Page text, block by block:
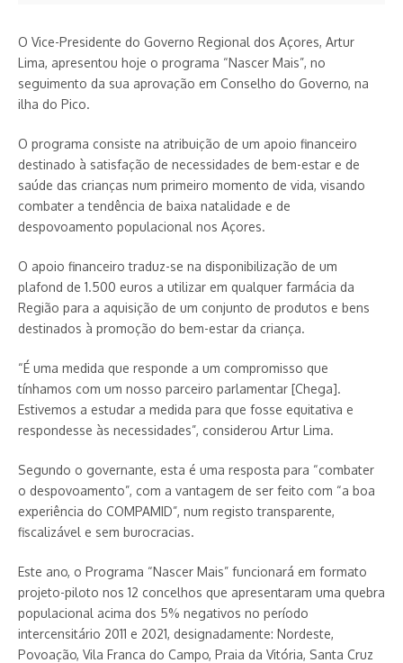
O Vice-Presidente do Governo Regional dos Açores, Artur
Lima, apresentou hoje o programa “Nascer Mais”, no
seguimento da sua aprovação em Conselho do Governo, na
ilha do Pico.
O programa consiste na atribuição de um apoio financeiro
destinado à satisfação de necessidades de bem-estar e de
saúde das crianças num primeiro momento de vida, visando
combater a tendência de baixa natalidade e de
despovoamento populacional nos Açores.
O apoio financeiro traduz-se na disponibilização de um
plafond de 1.500 euros a utilizar em qualquer farmácia da
Região para a aquisição de um conjunto de produtos e bens
destinados à promoção do bem-estar da criança.
“É uma medida que responde a um compromisso que
tínhamos com um nosso parceiro parlamentar [Chega].
Estivemos a estudar a medida para que fosse equitativa e
respondesse às necessidades”, considerou Artur Lima.
Segundo o governante, esta é uma resposta para “combater
o despovoamento”, com a vantagem de ser feito com “a boa
experiência do COMPAMID”, num registo transparente,
fiscalizável e sem burocracias.
Este ano, o Programa “Nascer Mais” funcionará em formato
projeto-piloto nos 12 concelhos que apresentaram uma quebra
populacional acima dos 5% negativos no período
intercensitário 2011 e 2021, designadamente: Nordeste,
Povoação, Vila Franca do Campo, Praia da Vitória, Santa Cruz